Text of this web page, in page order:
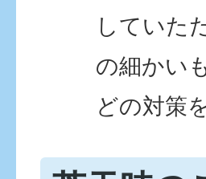
していた
の細かい
どの対策